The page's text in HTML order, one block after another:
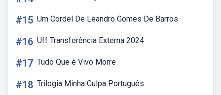
#15 Um Cordel De Leandro Gomes De Barros
#16 Uff Transferência Externa 2024
#17 Tudo Que é Vivo Morre
#18 Trilogia Minha Culpa Português